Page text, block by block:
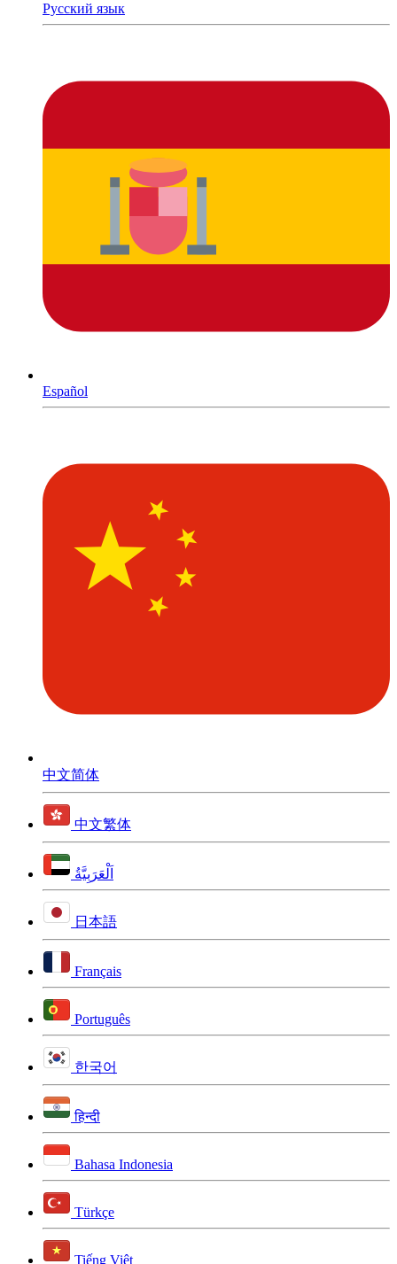
Русский язык
Español
中文简体
中文繁体
اَلْعَرَبِيَّةُ
日本語
Français
Português
한국어
हिन्दी
Bahasa Indonesia
Türkçe
Tiếng Việt